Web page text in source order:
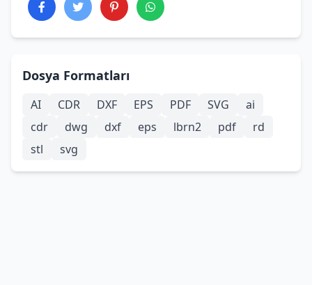
Dosya Formatları
AI CDR DXF EPS PDF SVG
ai
cdr
dwg dxf eps lbrn2 pdf
rd
stl
svg